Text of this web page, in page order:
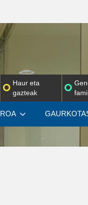
Haur eta
gazteak